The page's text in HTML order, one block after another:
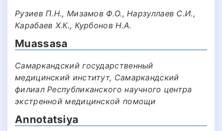
Рузиев П.Н., Мизамов Ф.О., Нарзуллаев С.И.,
Карабаев Х.К., Курбонов Н.А.
Muassasa
Самаркандский государственный
медицинский институт, Самаркандский
филиал Республиканского научного центра
экстренной медицинской помощи
Annotatsiya